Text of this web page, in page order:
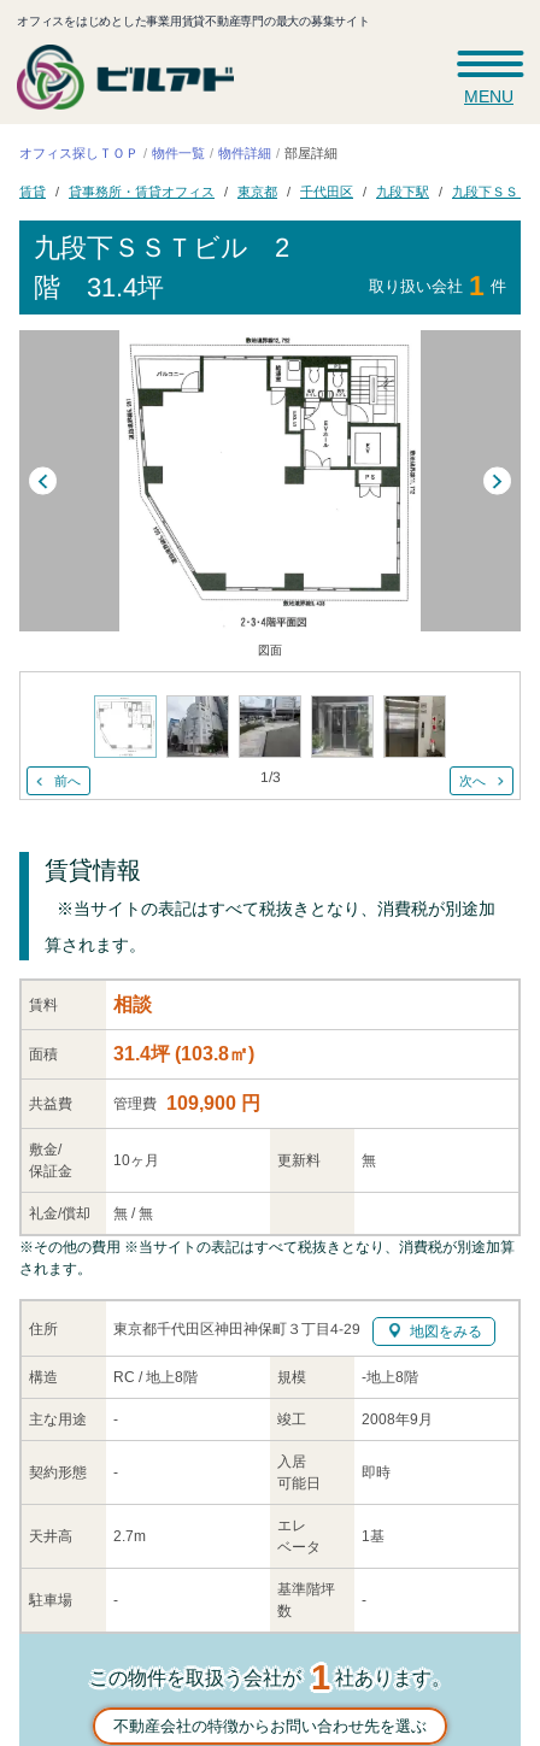
オフィスをはじめとした事業用賃貸不動産専門の最大の募集サイト
MENU
オフィス探しＴＯＰ 物件一覧 物件詳細 部屋詳細
賃貸 貸事務所・賃貸オフィス 東京都 千代田区 九段下駅 九段下ＳＳＴ
九段下ＳＳＴビル 2
階 31.4坪 取り扱い会社 1 件
図面
前へ 1/3 次へ
賃貸情報
※当サイトの表記はすべて税抜きとなり、消費税が別途加
算されます。
賃料 相談
面積 31.4坪(103.8㎡)
共益費 管理費 109,900 円
敷金/
保証金
10ヶ月 更新料 無
礼金/償却 無 /無
住所 東京都千代田区神田神保町３丁目4-29 地図をみる
構造 RC / 地上8階 規模 -地上8階
主な用途 - 竣工 2008年9月
契約形態 -
入居
可能日
即時
天井高 2.7m
エレ
ベータ
1基
駐車場 -
基準階坪
数
-
※その他の費用 ※当サイトの表記はすべて税抜きとなり、消費税が別途加算
されます。
この物件を取扱う会社が1社あります。
不動産会社の特徴からお問い合わせ先を選ぶ